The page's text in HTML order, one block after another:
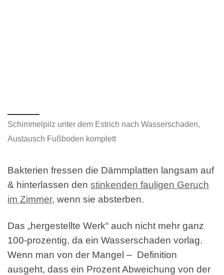
Schimmelpilz unter dem Estrich nach Wasserschaden,
Austausch Fußboden komplett
Bakterien fressen die Dämmplatten langsam auf
& hinterlassen den stinkenden fauligen Geruch
im Zimmer, wenn sie absterben.
Das „hergestellte Werk“ auch nicht mehr ganz
100-prozentig, da ein Wasserschaden vorlag.
Wenn man von der Mangel – Definition
ausgeht, dass ein Prozent Abweichung von der